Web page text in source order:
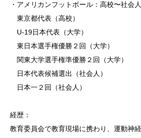
・アメリカンフットボール：高校〜社会人
東京都代表（高校）
U-19日本代表（大学）
東日本選手権優勝２回（大学）
関東大学選手権準優勝２回（大学）
日本代表候補選出（社会人）
日本一２回（社会人）
経歴：
教育委員会で教育現場に携わり、運動神